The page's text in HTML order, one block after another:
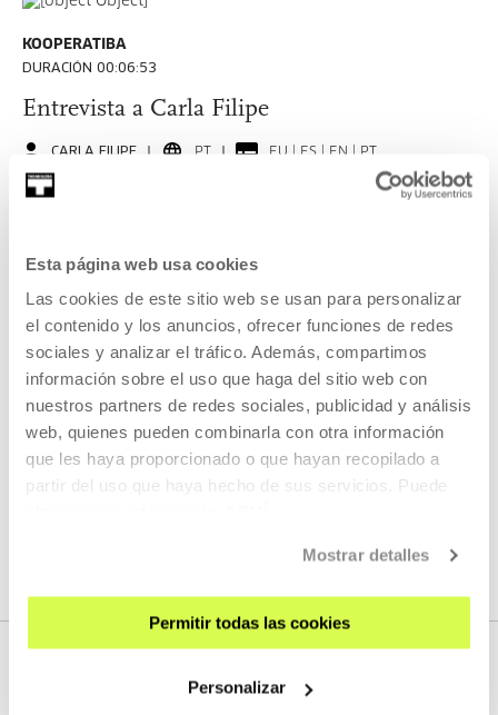
Esta página web usa cookies
Las cookies de este sitio web se usan para personalizar
el contenido y los anuncios, ofrecer funciones de redes
sociales y analizar el tráfico. Además, compartimos
información sobre el uso que haga del sitio web con
nuestros partners de redes sociales, publicidad y análisis
web, quienes pueden combinarla con otra información
que les haya proporcionado o que hayan recopilado a
partir del uso que haya hecho de sus servicios. Puede
Mostrar detalles
Permitir todas las cookies
Personalizar
KOOPERATIBA
DURACIÓN 00:06:53
Entrevista a Carla Filipe
CARLA FILIPE PT EU | ES | EN | PT
VER
DURACIÓN 00:06:49
Entrevista a Taxio Ardanaz
TAXIO ARDANAZ EU | ES | EN
VER